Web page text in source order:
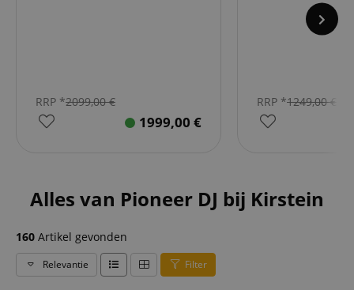
RRP *2099,00€
1999,00 €
RRP *1249,00€
Alles van Pioneer DJ bij Kirstein
160 Artikel gevonden
Relevantie Filter